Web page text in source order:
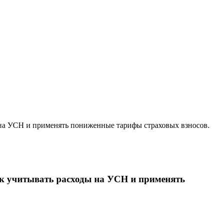
УСН и применять пониженные тарифы страховых взносов.
учитывать расходы на УСН и применять